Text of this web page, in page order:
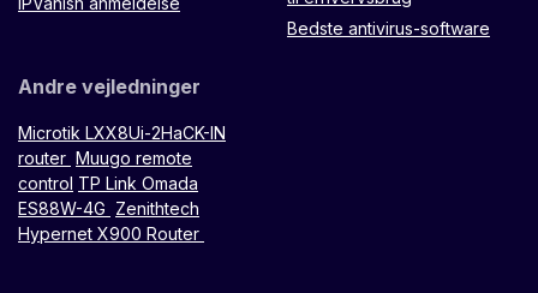
Bedste antivirus-software
Andre vejledninger
Microtik LXX8Ui-2HaCK-IN
router Muugo remote
control TP Link Omada
ES88W-4G Zenithtech
Hypernet X900 Router